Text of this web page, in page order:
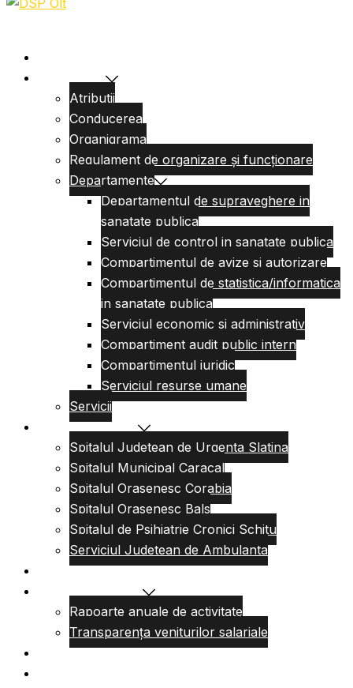
Atributii
Conducerea
Organigrama
Regulament de organizare și funcționare
Departamente
Departamentul de supraveghere in
sanatate publica
Serviciul de control in sanatate publica
Compartimentul de avize si autorizare
Compartimentul de statistica/informatica
in sanatate publica
Serviciul economic si administrativ
Compartiment audit public intern
Compartimentul juridic
Serviciul resurse umane
Servicii
Reteaua sanitara
Spitalul Judetean de Urgenta Slatina
Spitalul Municipal Caracal
Spitalul Orasenesc Corabia
Spitalul Orasenesc Bals
Spitalul de Psihiatrie Cronici Schitu
Serviciul Judetean de Ambulanta
Centre de permanenta
Rapoarte anuale de activitate
Transparența veniturilor salariale
Informatii utile